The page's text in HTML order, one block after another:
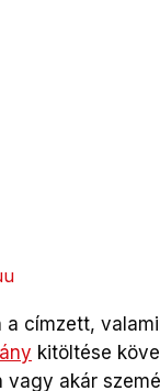
a címzett,
kitöltése
vagy akár